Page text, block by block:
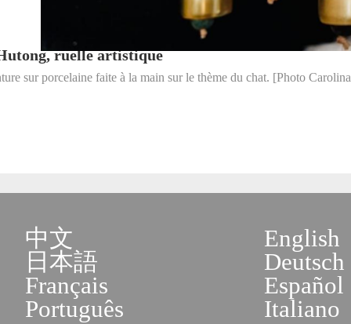
ruelle artistique
sur porcelaine faite à la main sur le thème du chat. [Photo
中文
English
日本語
Deutsch
Français
Español
Português
Italiano